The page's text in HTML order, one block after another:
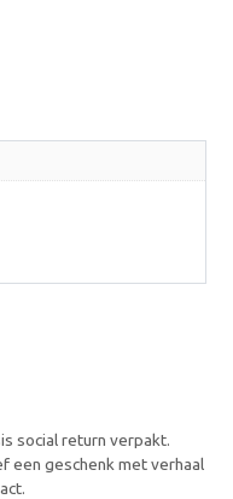
social return verpakt.
een geschenk met verhaal